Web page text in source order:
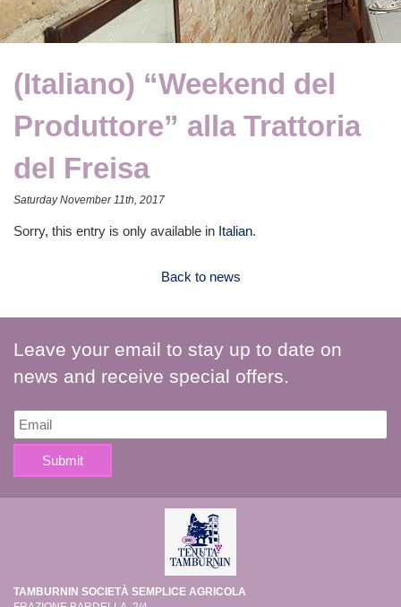
(Italiano) “Weekend del
Produttore” alla Trattoria
del Freisa
Saturday November 11th, 2017
Sorry, this entry is only available in Italian.
Back to news
Leave your email to stay up to date on
news and receive special offers.
TAMBURNIN SOCIETÀ SEMPLICE AGRICOLA